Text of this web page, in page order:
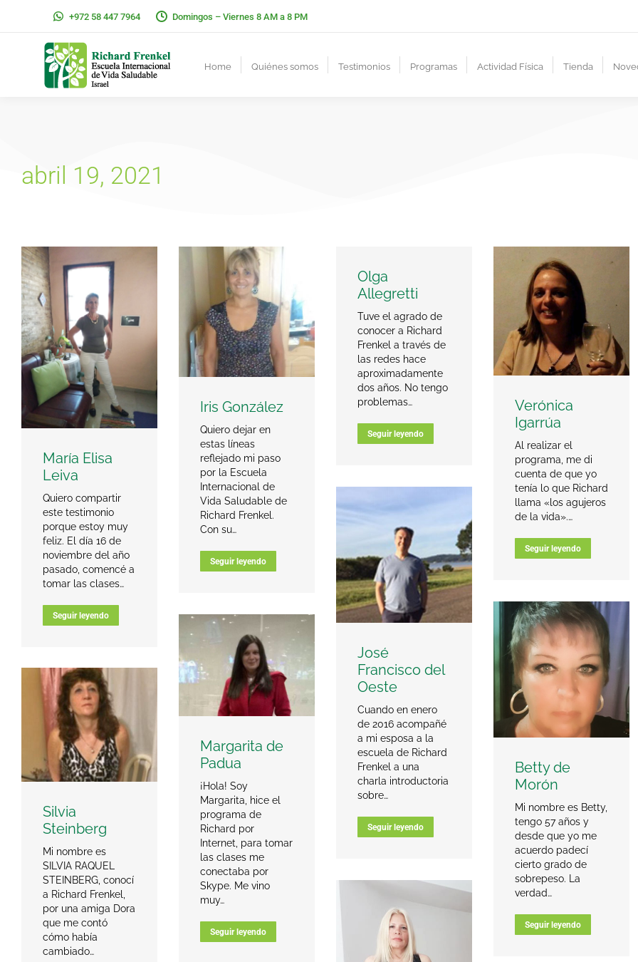
+972 58 447 7964 Domingos – Viernes 8 AM a 8 PM
Home Quiénes somos Testimonios Programas Actividad Física Tienda
abril 19, 2021
María Elisa
Leiva
Quiero compartir
este testimonio
porque estoy muy
feliz. El día 16 de
noviembre del año
pasado, comencé a
tomar las clases…
Seguir leyendo
Iris González
Quiero dejar en
estas líneas
reflejado mi paso
por la Escuela
Internacional de
Vida Saludable de
Richard Frenkel.
Con su…
Seguir leyendo
Olga
Allegretti
Tuve el agrado de
conocer a Richard
Frenkel a través de
las redes hace
aproximadamente
dos años. No tengo
problemas…
Seguir leyendo
Verónica
Igarrúa
Al realizar el
programa, me di
cuenta de que yo
tenía lo que Richard
llama «los agujeros
de la vida».…
Seguir leyendo
José
Francisco del
Oeste
Cuando en enero
de 2016 acompañé
a mi esposa a la
escuela de Richard
Frenkel a una
charla introductoria
sobre…
Seguir leyendo
Betty de
Morón
Mi nombre es Betty,
tengo 57 años y
desde que yo me
acuerdo padecí
cierto grado de
sobrepeso. La
verdad…
Seguir leyendo
Margarita de
Padua
¡Hola! Soy
Margarita, hice el
programa de
Richard por
Internet, para tomar
las clases me
conectaba por
Skype. Me vino
muy…
Seguir leyendo
Silvia
Steinberg
Mi nombre es
SILVIA RAQUEL
STEINBERG, conocí
a Richard Frenkel,
por una amiga Dora
que me contó
cómo había
cambiado…